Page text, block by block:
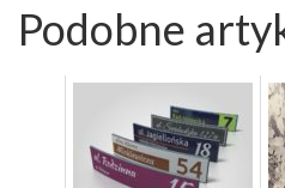
Podobne